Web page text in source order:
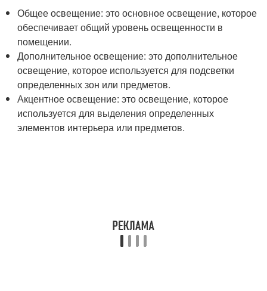
Общее освещение: это основное освещение, которое
обеспечивает общий уровень освещенности в
помещении.
Дополнительное освещение: это дополнительное
освещение, которое используется для подсветки
определенных зон или предметов.
Акцентное освещение: это освещение, которое
используется для выделения определенных
элементов интерьера или предметов.